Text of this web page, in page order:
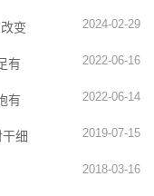
变
2024-02-29
有
2022-06-16
有
2022-06-14
细
2019-07-15
2018-03-16